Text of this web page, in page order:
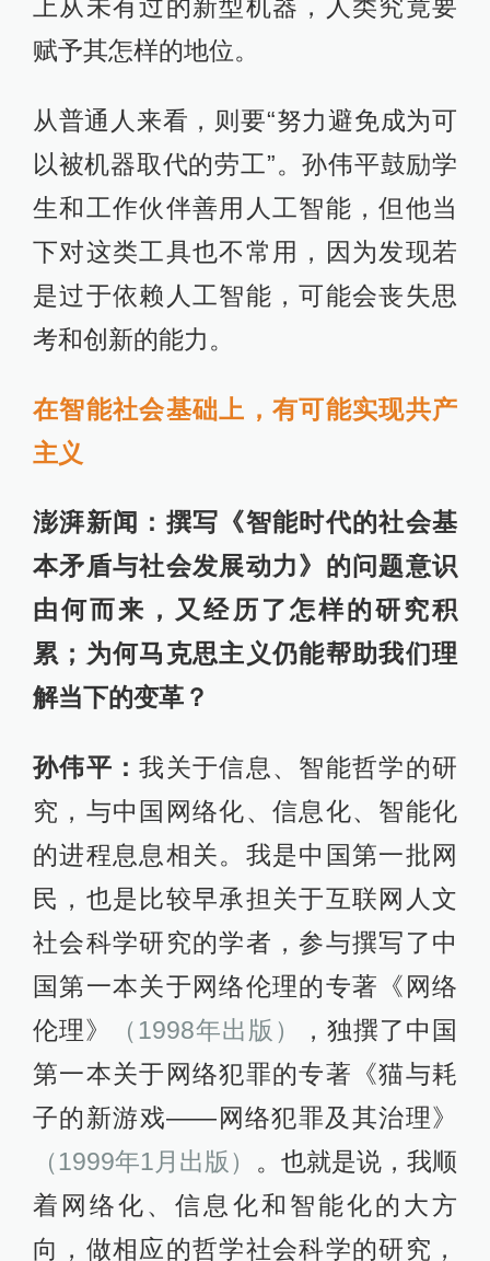
上从未有过的新型机器，人类究竟要
赋予其怎样的地位。
从普通人来看，则要“努力避免成为可
以被机器取代的劳工”。孙伟平鼓励学
生和工作伙伴善用人工智能，但他当
下对这类工具也不常用，因为发现若
是过于依赖人工智能，可能会丧失思
考和创新的能力。
在智能社会基础上，有可能实现共产
主义
澎湃新闻：撰写《智能时代的社会基
本矛盾与社会发展动力》的问题意识
由何而来，又经历了怎样的研究积
累；为何马克思主义仍能帮助我们理
解当下的变革？
孙伟平：我关于信息、智能哲学的研
究，与中国网络化、信息化、智能化
的进程息息相关。我是中国第一批网
民，也是比较早承担关于互联网人文
社会科学研究的学者，参与撰写了中
国第一本关于网络伦理的专著《网络
伦理》
（1998年出版）
，独撰了中国
第一本关于网络犯罪的专著《猫与耗
子的新游戏——网络犯罪及其治理》
（1999年1月出版） 。也就是说，我顺
着网络化、信息化和智能化的大方
向，做相应的哲学社会科学的研究，